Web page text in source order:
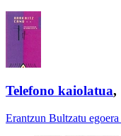
Telefono kaiolatua,
Erantzun Bultzatu egoera